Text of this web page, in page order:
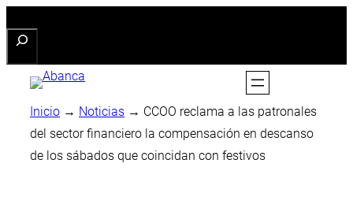
contenido
Inicio → Noticias → CCOO reclama a las patronales
del sector financiero la compensación en descanso
de los sábados que coincidan con festivos